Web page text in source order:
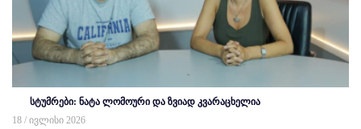
სტუმრები: ნატა ლომოური და ზვიად კვარაცხელია
18 / ივლისი 2026